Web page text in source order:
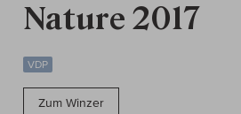
Nature 2017
VDP
Zum Winzer